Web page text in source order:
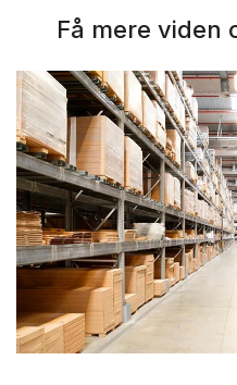
Få mere viden